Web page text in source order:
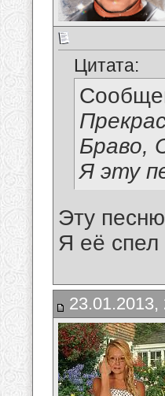
Цитата:
Браво,
Я эту
Эту
Я её спел
23.01.2013,